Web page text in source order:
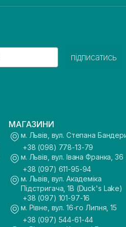
підписатись
МАГАЗИНИ
м. Львів, вул. Степана
+38 (098) 778-13-79
м. Львів, вул. Івана Франка, 36
+38 (097) 611-95-94
м. Львів, вул. Академіка
Підстригача, 1В (Duck's Lake)
+38 (097) 101-97-16
м. Рівне, вул. 16-го Липня, 15
+38 (097) 544-61-44